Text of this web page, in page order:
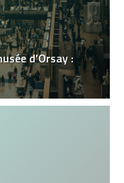
d’Orsay :